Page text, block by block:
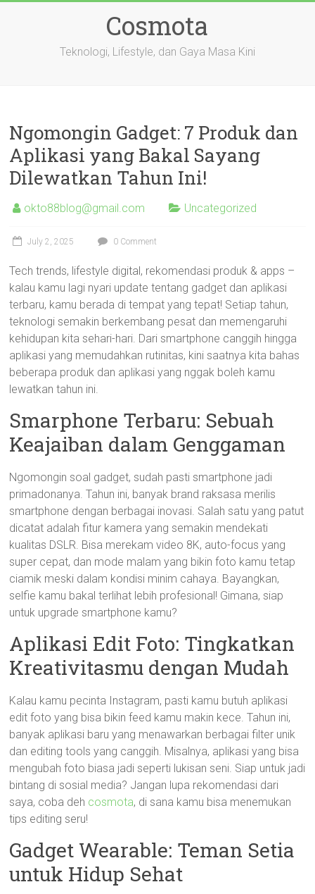
Cosmota
Teknologi, Lifestyle, dan Gaya Masa Kini
Ngomongin Gadget: 7 Produk dan
Aplikasi yang Bakal Sayang
Dilewatkan Tahun Ini!
okto88blog@gmail.com Uncategorized
July 2, 2025 0 Comment
Tech trends, lifestyle digital, rekomendasi produk & apps –
kalau kamu lagi nyari update tentang gadget dan aplikasi
terbaru, kamu berada di tempat yang tepat! Setiap tahun,
teknologi semakin berkembang pesat dan memengaruhi
kehidupan kita sehari-hari. Dari smartphone canggih hingga
aplikasi yang memudahkan rutinitas, kini saatnya kita bahas
beberapa produk dan aplikasi yang nggak boleh kamu
lewatkan tahun ini.
Smarphone Terbaru: Sebuah
Keajaiban dalam Genggaman
Ngomongin soal gadget, sudah pasti smartphone jadi
primadonanya. Tahun ini, banyak brand raksasa merilis
smartphone dengan berbagai inovasi. Salah satu yang patut
dicatat adalah fitur kamera yang semakin mendekati
kualitas DSLR. Bisa merekam video 8K, auto-focus yang
super cepat, dan mode malam yang bikin foto kamu tetap
ciamik meski dalam kondisi minim cahaya. Bayangkan,
selfie kamu bakal terlihat lebih profesional! Gimana, siap
untuk upgrade smartphone kamu?
Aplikasi Edit Foto: Tingkatkan
Kreativitasmu dengan Mudah
Kalau kamu pecinta Instagram, pasti kamu butuh aplikasi
edit foto yang bisa bikin feed kamu makin kece. Tahun ini,
banyak aplikasi baru yang menawarkan berbagai filter unik
dan editing tools yang canggih. Misalnya, aplikasi yang bisa
mengubah foto biasa jadi seperti lukisan seni. Siap untuk jadi
bintang di sosial media? Jangan lupa rekomendasi dari
saya, coba deh cosmota, di sana kamu bisa menemukan
tips editing seru!
Gadget Wearable: Teman Setia
untuk Hidup Sehat